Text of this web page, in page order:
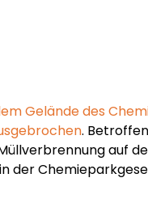
Gelände des
.
auf
der